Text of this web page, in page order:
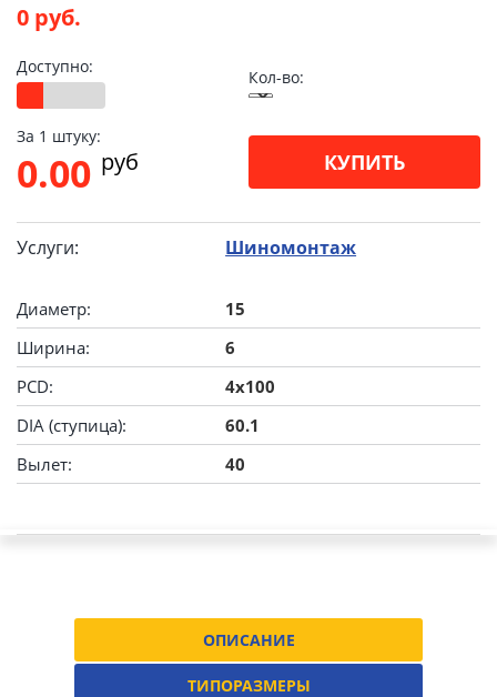
0 руб.
Доступно:
Кол-во:
За 1 штуку:
0.00 pуб КУПИТЬ
Услуги: Шиномонтаж
Диаметр:
15
Ширина:
6
PCD:
4x100
DIA (ступица):
60.1
Вылет:
40
ОПИСАНИЕ
ТИПОРАЗМЕРЫ